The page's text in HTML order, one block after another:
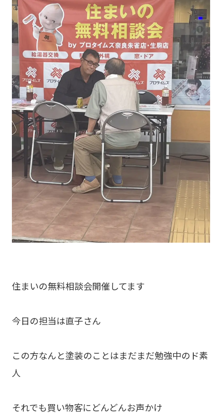
住まいの無料相談会開催してます
今日の担当は直子さん
この方なんと塗装のことはまだまだ勉強中のド素
人
それでも買い物客にどんどんお声かけ